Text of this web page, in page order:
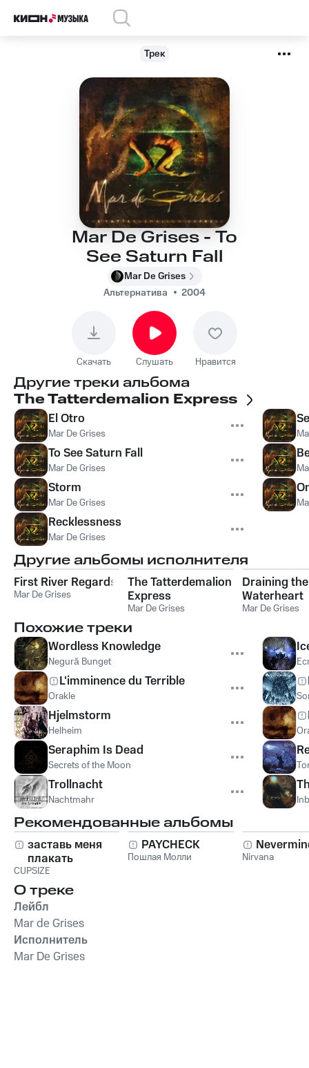
Трек
Mar De Grises - To
See Saturn Fall
Mar De Grises
Альтернатива
2004
Скачать Слушать Нравится
Другие треки альбома
The Tatterdemalion Express
El Otro
Mar De Grises
To See Saturn Fall
Mar De Grises
Storm
Mar De Grises
Recklessness
Mar De Grises
Другие альбомы исполнителя
First River Regards
Mar De Grises
The Tatterdemalion
Express
Mar De Grises
Draining the
Waterheart
Mar De Grises
Похожие треки
Wordless Knowledge
Negură Bunget
L'imminence du Terrible
Orakle
Hjelmstorm
Helheim
Seraphim Is Dead
Secrets of the Moon
Trollnacht
Nachtmahr
Рекомендованные альбомы
заставь меня
плакать
CUPSIZE
PAYCHECK
Пошлая Молли Nirvana
О треке
Лейбл
Mar de Grises
Исполнитель
Mar De Grises